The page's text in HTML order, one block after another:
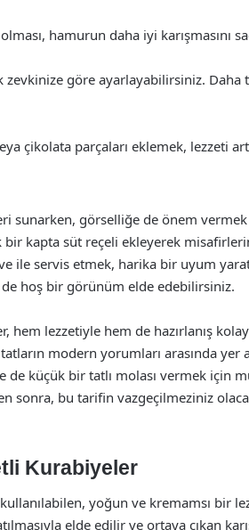
olması, hamurun daha iyi karışmasını
zevkinize göre ayarlayabilirsiniz.
çikolata parçaları eklemek, lezzeti
sunarken, görselliğe de önem
bir kapta süt reçeli ekleyerek
ile servis etmek, harika bir uyum
hoş bir görünüm elde edebilirsiniz.
hem lezzetiyle hem de hazırlanış
modern yorumları arasında
de küçük bir tatlı molası vermek için
sonra, bu tarifin vazgeçilmeziniz
Kurabiyeler
yoğun ve kremamsı bir
elde edilir ve ortaya çıkan